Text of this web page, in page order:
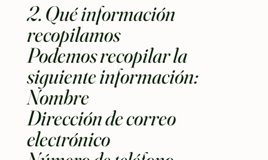
2. Qué información
recopilamos
Podemos recopilar la
siguiente información:
Nombre
Dirección de correo
electrónico